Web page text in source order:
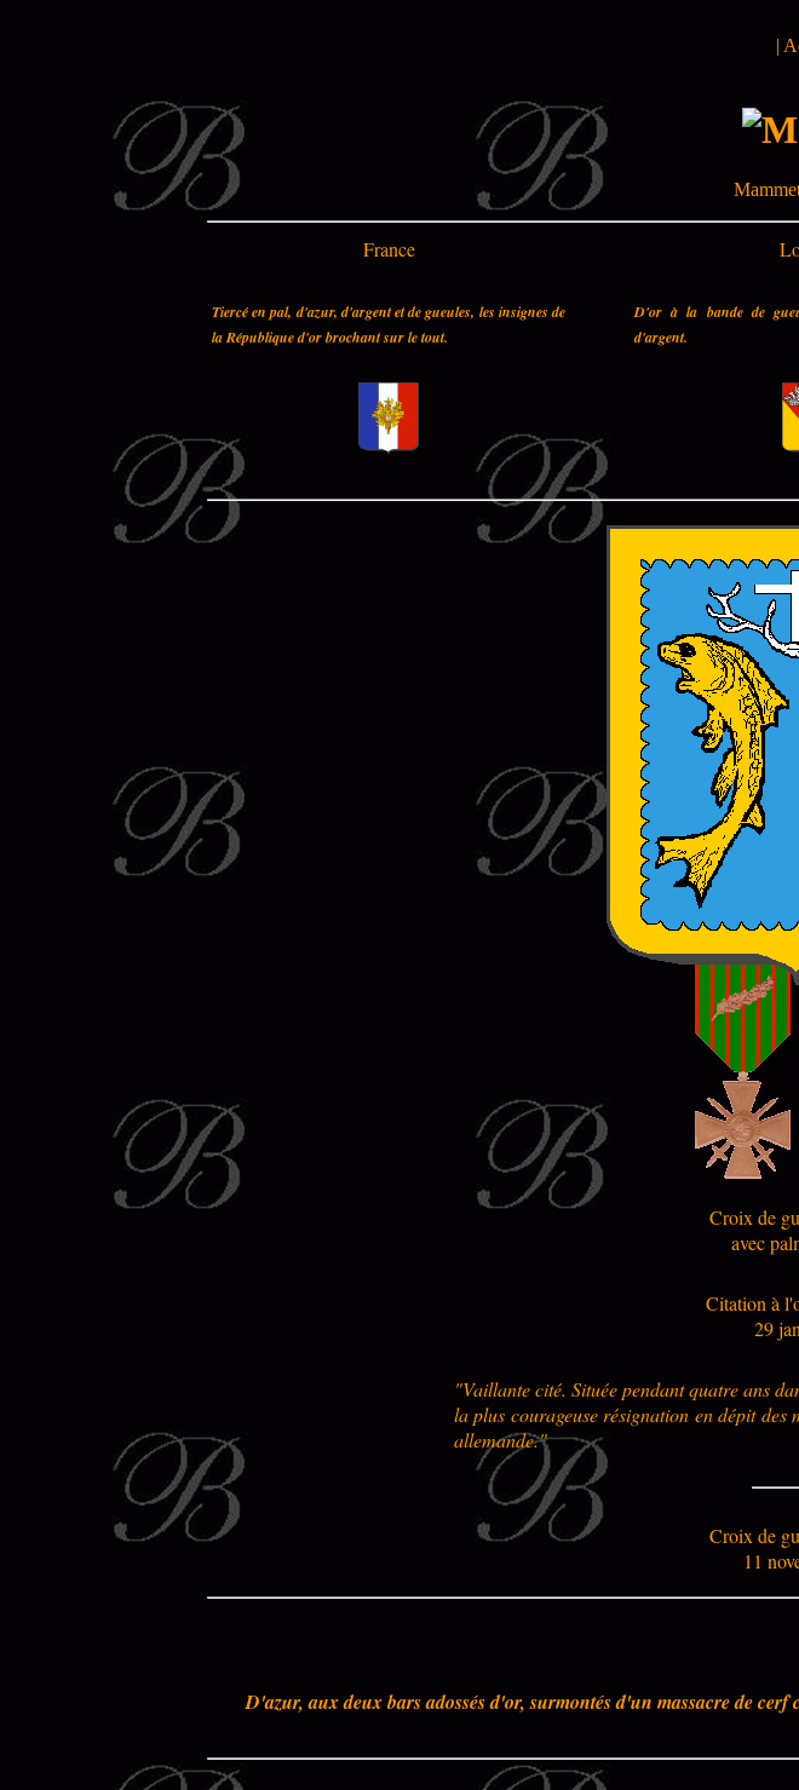
|
France
Tiercé en pal, d'azur, d'argent et de gueules, les insignes de
la République d'or brochant sur le tout.
D'or à la bande de
d'argent.
Croix de
avec
Citation à
29
"Vaillante cité. Située pendant quatre ans
la plus courageuse résignation en dépit des
allemande."
Croix de
11
D'azur, aux deux bars adossés d'or, surmontés d'un massacre de